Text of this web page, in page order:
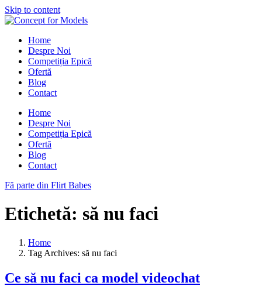
Skip to content
Home
Despre Noi
Competiția Epică
Ofertă
Blog
Contact
Home
Despre Noi
Competiția Epică
Ofertă
Blog
Contact
Fă parte din Flirt Babes
Etichetă: să nu faci
Home
Tag Archives: să nu faci
Ce să nu faci ca model videochat